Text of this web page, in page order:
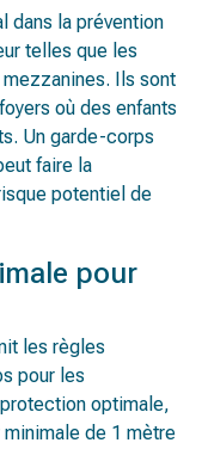
dans la prévention
telles que les
Ils sont
où des enfants
Un garde-corps
faire la
potentiel de
pour
les règles
pour les
optimale,
de 1 mètre